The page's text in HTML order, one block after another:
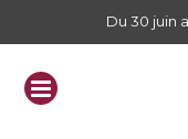
Du 30 juin